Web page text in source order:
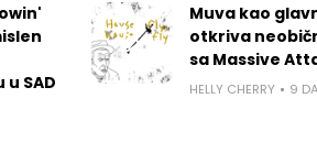
SAD
Muva kao
otkriva
sa Massive
HELLY CHERRY 9